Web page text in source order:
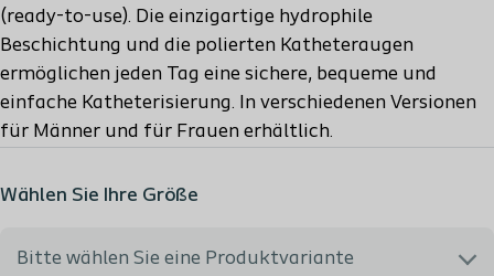
(ready-to-use). Die einzigartige hydrophile
Beschichtung und die polierten Katheteraugen
ermöglichen jeden Tag eine sichere, bequeme und
einfache Katheterisierung. In verschiedenen Versionen
für Männer und für Frauen erhältlich.
Wählen Sie Ihre Größe
Bitte wählen Sie eine Produktvariante